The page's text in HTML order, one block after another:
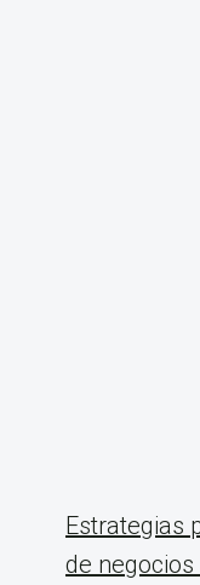
Estrategias
de